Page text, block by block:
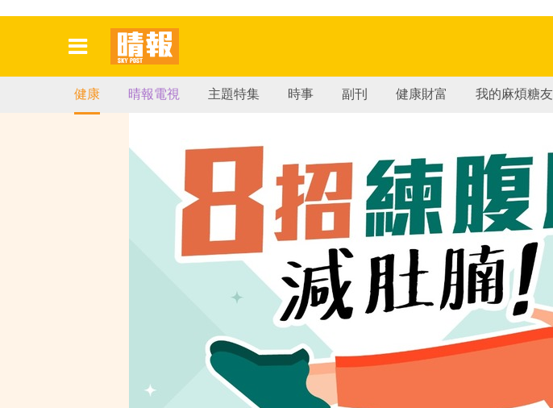
健康 晴報電視 主題特集 時事 副刊 健康財富 我的麻煩糖友